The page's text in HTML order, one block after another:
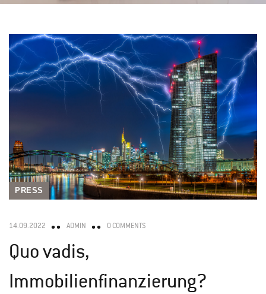
PRESS
14.09.2022 ADMIN 0 COMMENTS
Quo vadis,
Immobilienfinanzierung?